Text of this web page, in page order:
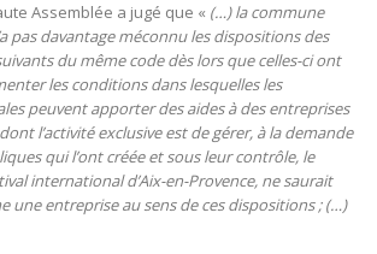
Assemblée a jugé que « (…) la commune
pas davantage méconnu les dispositions des
du même code dès lors que celles-ci ont
les conditions dans lesquelles les
peuvent apporter des aides à des entreprises
l’activité exclusive est de gérer, à la demande
qui l’ont créée et sous leur contrôle, le
international d’Aix-en-Provence, ne saurait
une entreprise au sens de ces dispositions ; (…)